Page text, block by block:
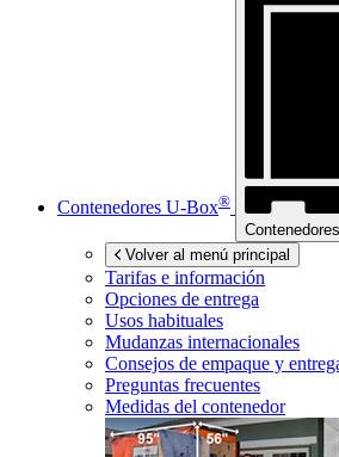
Contenedores U-Box®
Contenedores
Volver al menú principal
Tarifas e información
Opciones de entrega
Usos habituales
Mudanzas internacionales
Consejos de empaque y
Preguntas frecuentes
Medidas del contenedor